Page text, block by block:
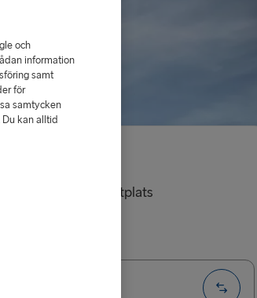
bil, förare och sittplats
och
information
samt
för
samtycken
kan alltid